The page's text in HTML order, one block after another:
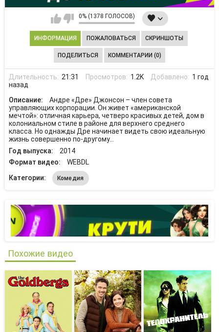
0% (1378 ГОЛОСОВ)
ИНФОРМАЦИЯ ПОЖАЛОВАТЬСЯ СКРИНШОТЫ
ПОДЕЛИТЬСЯ КОММЕНТАРИИ (0)
Длительность: 21:31 Просмотров: 1.2K Добавлено: 1 год
назад
Описание:
Андре «Дре» Джонсон – член совета
управляющих корпорации. Он живет «американской
мечтой»: отличная карьера, четверо красивых детей, дом в
колониальном стиле в районе для верхнего среднего
класса. Но однажды Дре начинает видеть свою идеальную
жизнь совершенно по-другому…
Год выпуска:
2014
Формат видео:
WEBDL
Категории:
Комедия
Похожие видео